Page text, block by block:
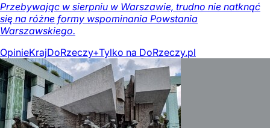
Przebywając w sierpniu w Warszawie, trudno nie natknąć
się na różne formy wspominania Powstania
Warszawskiego.
OpinieKrajDoRzeczy+Tylko na DoRzeczy.pl